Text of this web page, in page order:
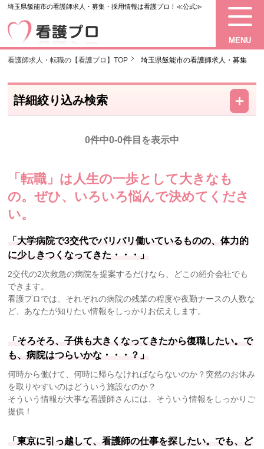
埼玉県飯能市の看護師求人・募集・採用情報は看護プロ！≪公式≫
MENU
看護師求人・転職の【看護プロ】TOP 埼玉県飯能市の看護師求人・募集
詳細絞り込み検索 －
＋
0件中0-0件目を表示中
「転職」は人生の一歩として大きなも
の。ぜひ、いろいろ悩んで決めてくださ
い。
「大学病院で3交代でバリバリ働いているものの、体力的
に少しきつくなってきた・・・」
2交代の2次救急の病院を提案するだけなら、どこの紹介会社でも
できます。
看護プロでは、それぞれの病院の残業の程度や夜勤ナースの人数な
ど、あなたが知りたい情報をしっかりお伝えします。
「そろそろ、子供も大きくなってきたから復職したい。で
も、病院はつらいかな・・・？」
何時から働けて、何時に帰らなければならないのか？突然のお休み
を取りやすいのはどういう施設なのか？
そういう情報が大事な看護師さんには、そういう情報をしっかりご
提供！
「東京に引っ越して、看護師の仕事を探したい。でも、ど